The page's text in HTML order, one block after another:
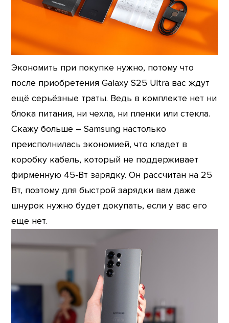
Экономить при покупке нужно, потому что
после приобретения Galaxy S25 Ultra вас ждут
ещё серьёзные траты. Ведь в комплекте нет ни
блока питания, ни чехла, ни пленки или стекла.
Скажу больше – Samsung настолько
преисполнилась экономией, что кладет в
коробку кабель, который не поддерживает
фирменную 45-Вт зарядку. Он рассчитан на 25
Вт, поэтому для быстрой зарядки вам даже
шнурок нужно будет докупать, если у вас его
еще нет.